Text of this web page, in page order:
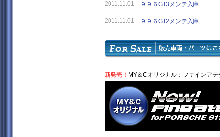
2011.11.01 ９９６GT3メンテ入庫
2011.11.01 ９９６GT2メンテ入庫
新発売！ MY＆Cオリジナル： ファインア